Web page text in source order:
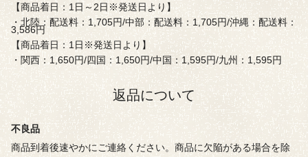
【商品着日：1日～2日※発送日より】
・北陸：配送料：1,705円/中部：配送料：1,705円/沖縄：配送料：
3,586円
【商品着日：1日※発送日より】
・関西：1,650円/四国：1,650円/中国：1,595円/九州：1,595円
返品について
不良品
商品到着後速やかにご連絡ください。商品に欠陥がある場合を除